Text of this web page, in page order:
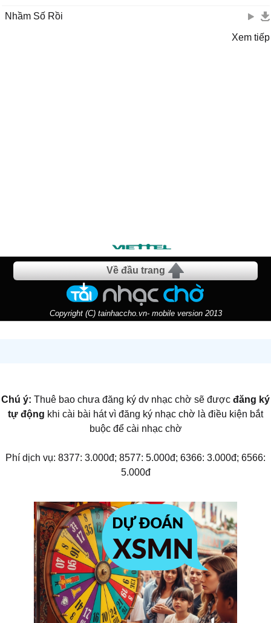
Nhầm Số Rồi
Xem tiếp
Về đầu trang
Copyright (C) tainhaccho.vn- mobile version 2013
Chú ý: Thuê bao chưa đăng ký dv nhạc chờ sẽ được đăng ký
tự động khi cài bài hát vì đăng ký nhạc chờ là điều kiện bắt
buộc để cài nhạc chờ
Phí dịch vụ: 8377: 3.000đ; 8577: 5.000đ; 6366: 3.000đ; 6566:
5.000đ